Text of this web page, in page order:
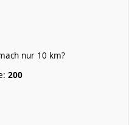
nur 10 km?
200